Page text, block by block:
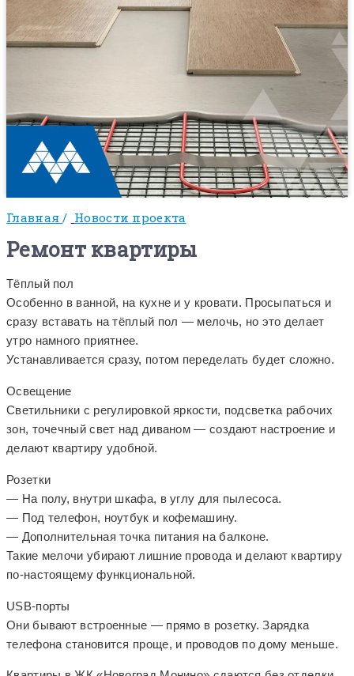
Главная/ Новости проекта
Ремонт квартиры
Тёплый пол
Особенно в ванной, на кухне и у кровати. Просыпаться и
сразу вставать на тёплый пол — мелочь, но это делает
утро намного приятнее.
Устанавливается сразу, потом переделать будет сложно.
Освещение
Светильники с регулировкой яркости, подсветка рабочих
зон, точечный свет над диваном — создают настроение и
делают квартиру удобной.
Розетки
— На полу, внутри шкафа, в углу для пылесоса.
— Под телефон, ноутбук и кофемашину.
— Дополнительная точка питания на балконе.
Такие мелочи убирают лишние провода и делают квартиру
по-настоящему функциональной.
USB-порты
Они бывают встроенные — прямо в розетку. Зарядка
телефона становится проще, и проводов по дому меньше.